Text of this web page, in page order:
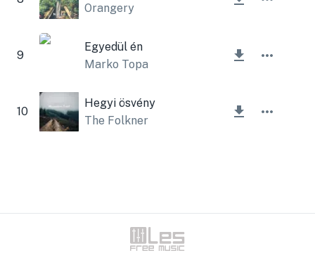
Orangery
9
Egyedül én
Marko Topa
10
Hegyi ösvény
The Folkner